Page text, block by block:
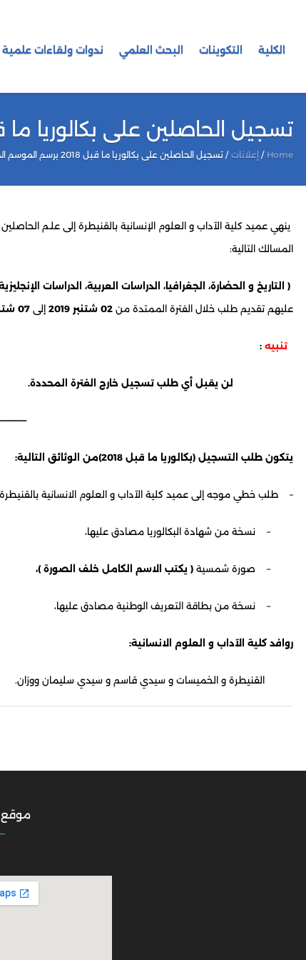
ندوات ولقاءات علمية البحث العلمي التكوينات الكلية
تسجيل الحاصلين على بكالوريا ما قبل 2018 برسم الموسم
Home
/ إعلانات / تسجيل الحاصلين على بكالوريا ما قبل 2018 برسم الموسم الجامعي 2019
ينهي عميد كلية الآداب و العلوم الإنسانية بالقنيطرة إلى علـم
المسالك التالية:
( التاريخ و الحضارة، الجغرافيا، الدراسات العربية، الدراسات
عليهم تقديم طلب خلال الفترة الممتدة من 02 شتنبر 2019 إلى 07 شتنبر 2019
تنبيه :
لن يقبل أي طلب تسجيل خارج الفترة المحددة.
يتكون طلب التسجيل (بكالوريا ما قبل 2018)من الوثائق التالية:
– طلب خطي موجه إلى عميد كلية الآداب و العلوم الانسانية
– نسخة من شهادة البكالوريا مصادق عليها،
– صورة شمسية ( يكتب الاسم الكامل خلف الصورة )،
– نسخة من بطاقة التعريف الوطنية مصادق عليها،
روافد كلية الآداب و العلوم الانسانية:
القنيطرة و الخميسات و سيدي قاسم و سيدي سليمان ووزان.
موقع